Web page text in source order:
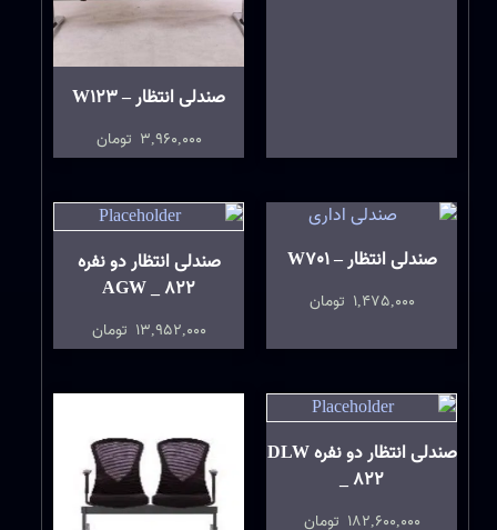
صندلی انتظار – W123
3,960,000 تومان
صندلی انتظار – W701
1,475,000 تومان
صندلی انتظار دو نفره
AGW _ 822
13,952,000 تومان
صندلی انتظار دو نفره DLW
_ 822
182,600,000 تومان